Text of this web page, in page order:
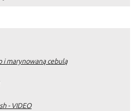
i marynowaną cebulą
- VIDEO